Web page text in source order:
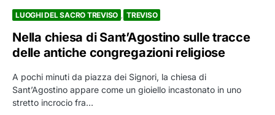
LUOGHI DEL SACRO TREVISO TREVISO
Nella chiesa di Sant’Agostino sulle tracce
delle antiche congregazioni religiose
A pochi minuti da piazza dei Signori, la chiesa di
Sant’Agostino appare come un gioiello incastonato in uno
stretto incrocio fra…